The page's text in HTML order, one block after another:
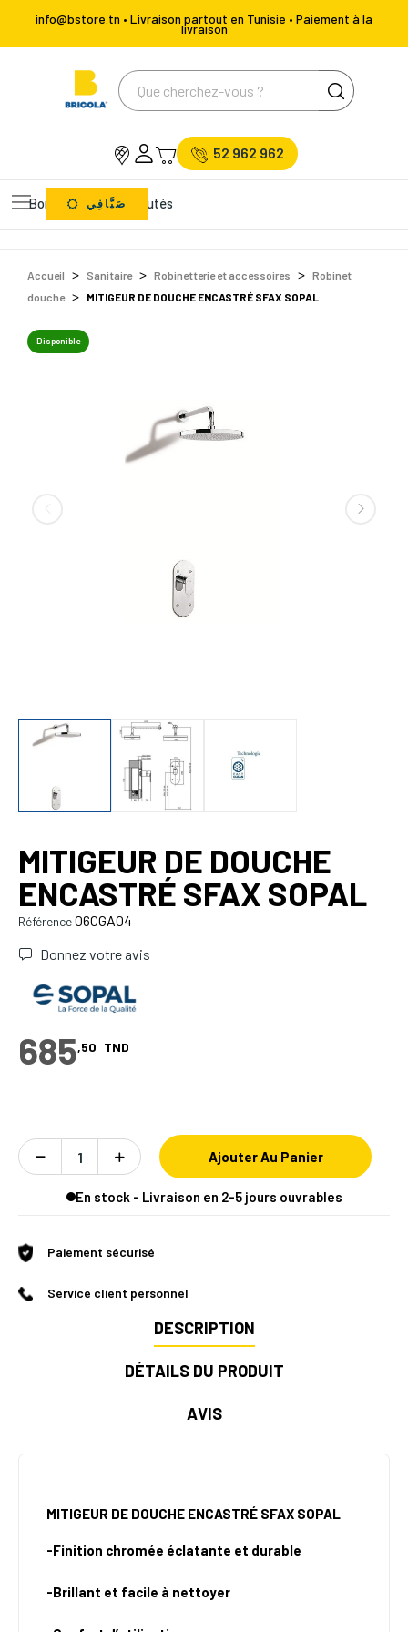
info@bstore.tn • Livraison partout en Tunisie • Paiement à la
livraison
52 962 962
Bons Plans Nouveautés
صَيَّافِي
Accueil Sanitaire Robinetterie et accessoires
Robinet
douche
MITIGEUR DE DOUCHE ENCASTRÉ SFAX SOPAL
Disponible
MITIGEUR DE DOUCHE
ENCASTRÉ SFAX SOPAL
Référence06CGA04
Donnez votre avis
685,50 TND
Ajouter Au Panier
En stock - Livraison en 2-5 jours ouvrables
Paiement sécurisé
Service client personnel
DESCRIPTION
DÉTAILS DU PRODUIT
AVIS
MITIGEUR DE DOUCHE ENCASTRÉ SFAX SOPAL
-Finition chromée éclatante et durable
-Brillant et facile à nettoyer